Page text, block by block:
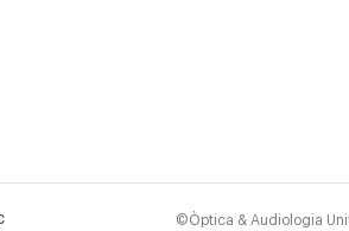
©Òptica & Audiologia